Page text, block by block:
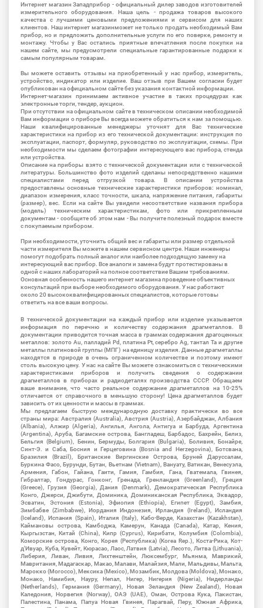
Интернет магазин Западприбор - официальный дилер заводов изготовителей
измерительного оборудования. Наша цель - продажа товаров высокого
качества с лучшими ценовыми предложениями и сервисом для наших
клиентов. Наш интернет магазинможет не только продать необходимый Вам
прибор, но и предложить дополнительные услуги по его поверке, ремонту и
монтажу. Чтобы у Вас остались приятные впечатления после покупки на
нашем сайте, мы предусмотрели специальные гарантированные подарки к
самым популярным товарам.
Вы можете оставить отзывы на приобретенный у нас прибор, измеритель,
устройство, индикатор или изделие. Ваш отзыв при Вашем согласии будет
опубликован на официальном сайте без указания контактной информации.
Интернет-магазин принимаем активное участие в таких процедурах как
электронные торги, тендер, аукцион.
При отсутствии на официальном сайте в техническом описании необходимой
Вам информации о приборе Вы всегда можете обратиться к нам за помощью.
Наши квалифицированные менеджеры уточнят для Вас технические
характеристики на прибор из его технической документации: инструкция по
эксплуатации, паспорт, формуляр, руководство по эксплуатации, схемы. При
необходимости мы сделаем фотографии интересующего вас прибора, стенда
или устройства.
Описание на приборы взято с технической документации или с технической
литературы. Большинство фото изделий сделаны непосредственно нашими
специалистами перед отгрузкой товара. В описании устройства
предоставлены основные технические характеристики приборов: номинал,
диапазон измерения, класс точности, шкала, напряжение питания, габариты
(размер), вес. Если на сайте Вы увидели несоответствие названия прибора
(модель) техническим характеристикам, фото или прикрепленным
документам - сообщите об этом нам - Вы получите полезный подарок вместе
с покупаемым прибором.
При необходимости, уточнить общий вес и габариты или размер отдельной
части измерителя Вы можете в нашем сервисном центре. Наши инженеры
помогут подобрать полный аналог или наиболее подходящую замену на
интересующий вас прибор. Все аналоги и замена будут протестированы в
одной с наших лабораторий на полное соответствие Вашим требованиям.
Основная особенность нашего интернет магазина проведение объективных
консультаций при выборе необходимого оборудования. У нас работают
около 20 высококвалифицированных специалистов, которые готовы
ответить на все ваши вопросы.
В технической документации на каждый прибор или изделие указывается
информация по перечню и количеству содержания драгметаллов. В
документации приводится точная масса в граммах содержания драгоценных
металлов: золото Au, палладий Pd, платина Pt, серебро Ag, тантал Ta и другие
металлы платиновой группы (МПГ) на единицу изделия. Данные драгметаллы
находятся в природе в очень ограниченном количестве и поэтому имеют
столь высокую цену. У нас на сайте Вы можете ознакомиться с техническими
характеристиками приборов и получить сведения о содержании
драгметаллов в приборах и радиодеталях производства СССР. Обращаем
ваше внимание, что часто реальное содержание драгметаллов на 10-25%
отличается от справочного в меньшую сторону! Цена драгметаллов будет
зависить от их ценности и массы в граммах.
Мы предлагаем быструю международную доставку практически во все
страны мира: Австралия (Australia), Австрия (Austria), Азербайджан, Албания
(Albania), Алжир (Algeria), Ангилья, Ангола, Антигуа и Барбуда, Аргентина
(Argentina), Аруба, Багамские острова, Бангладеш, Барбадос, Бахрейн, Белиз,
Бельгия (Belgium), Бенин, Бермуды, Болгария (Bulgaria), Боливия, Бонайре,
Синт-Э. и Саба, Босния и Герцеговина (Bosnia and Herzegovina), Ботсвана,
Бразилия (Brazil), Британские Виргинские Острова, Бруней Даруссалам,
Буркина Фасо, Бурунди, Бутан, Вьетнам (Vietnam), Вануату, Ватикан, Венесуэла,
Армения, Габон, Гайана, Гаити, Гамия, Гамбия, Гана, Гватемала, Гвинея,
Гибралтар, Гондурас, Гонконг, Гренада, Гренландия (Greenland), Греция
(Greece), Грузия (Georgia), Дания (Denmark), Демократическая Республика
Конго, Джерси, Джибути, Доминика, Доминиканская Республика, Эквадор,
Эсватин, Эстония (Estonia), Эфиопия (Ethiopia), Египет (Egypt), Замбия,
Зимбабве (Zimbabwe), Иордания Индонезия, Ирландия (Ireland), Исландия
(Iceland), Испания (Spain), Италия (Italy), Кабо-Верде, Казахстан (Kazakhstan),
Каймановы острова, Камбоджа, Камерун, Канада (Canada), Катар, Кения,
Кыргызстан, Китай (China), Кипр (Cyprus), Кирибати, Колумбия (Colombia),
Коморские острова, Конго, Корея (Республика) (Korea Rep.), Коста-Рика, Кот-
д'Ивуар, Куба, Кувейт, Кюрасао, Лаос, Латвия (Latvia), Лесото, Литва (Lithuania),
Либерия, Ливан, Ливия, Лихтенштейн, Люксембург, Мьянма, Маврикий,
Мавритания, Мадагаскар, Макао, Малави, Малайзия, Мали, Мальдивы, Мальта,
Марокко (Morocco), Мексика (Mexico), Мозамбик, Молдова (Moldova), Монако,
Монако, Намибия, Науру, Непал, Нигер, Нигерия (Nigeria), Нидерланды
(Netherlands), Германия (Germany), Новая Зеландия (New Zealand), Новая
Каледония, Норвегия (Norway), ОАЭ (UAE), Оман, Острова Кука, Пакистан,
Палестина, Панама, Папуа Новая Гвинея, Парагвай, Перу, Южная Африка,